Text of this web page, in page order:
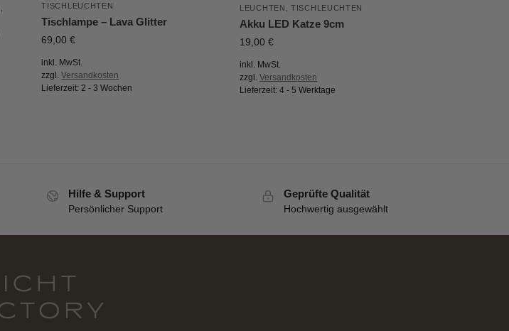
TISCHLEUCHTEN
Tischlampe – Lava Glitter
69,00€
inkl. MwSt.
zzgl.Versandkosten
Lieferzeit: 2 - 3 Wochen
LEUCHTEN ,TISCHLEUCHTEN
Akku LED Katze 9cm
19,00€
inkl. MwSt.
zzgl.Versandkosten
Lieferzeit:4 - 5 Werktage
Hilfe & Support
Persönlicher Support
Geprüfte Qualität
Hochwertig ausgewählt